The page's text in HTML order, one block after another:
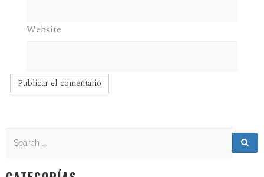
Website